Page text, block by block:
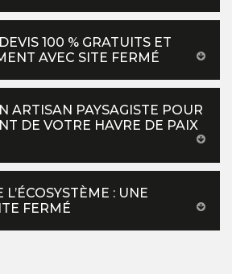
100 % GRATUITS ET
AVEC SITE FERMÉ
ARTISAN PAYSAGISTE POUR
DE VOTRE HAVRE DE PAIX
L’ÉCOSYSTÈME : UNE
FERMÉ